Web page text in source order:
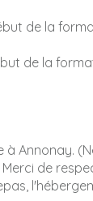
de la
de la
Annonay.
de